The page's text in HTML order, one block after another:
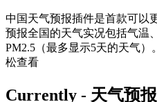
中国天气预报插件是首款可以
预报全国的天气实况包括气温
PM2.5（最多显示5天的天气
松查看
Currently - 天气预